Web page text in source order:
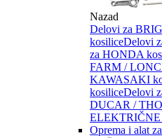
Nazad
Delovi za
kosiliceDelovi
za HONDA
FARM /
KAWASAKI
kosiliceDelovi
DUCAR /
ELEKTRIČNE
Oprema i alat